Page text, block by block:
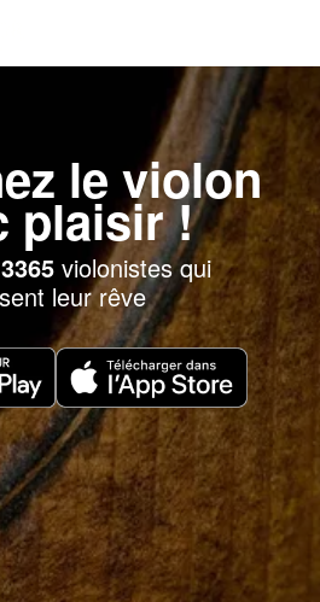
le violon
plaisir !
3365violonistes qui
leur rêve